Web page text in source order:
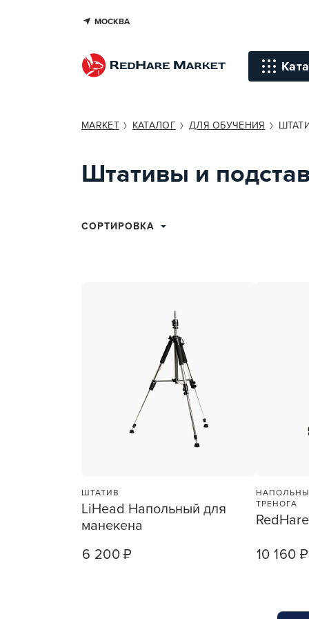
МОСКВА
Уход
ухода
MARKET КАТАЛОГ ДЛЯ ОБУЧЕНИЯ
Штативы и
СОРТИРОВКА
ШТАТИВ
LiHead Напольный для
манекена
6 200 ₽
ТРЕНОГА
10 160 ₽